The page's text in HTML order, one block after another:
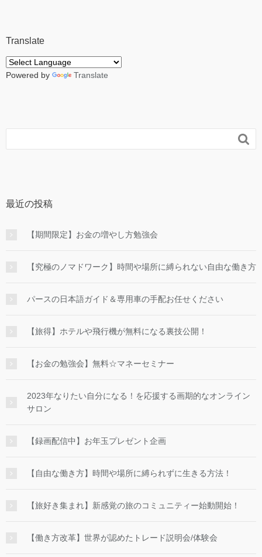
Translate
Powered by Translate

最近の投稿
【期間限定】お金の増やし方勉強会
【究極のノマドワーク】時間や場所に縛られない自由な働き方
パースの日本語ガイド＆専用車の手配お任せください
【旅得】ホテルや飛行機が無料になる裏技公開！
【お金の勉強会】無料☆マネーセミナー
2023年なりたい自分になる！を応援する画期的なオンライン
サロン
【録画配信中】お年玉プレゼント企画
【自由な働き方】時間や場所に縛られずに生きる方法！
【旅好き集まれ】新感覚の旅のコミュニティー始動開始！
【働き方改革】世界が認めたトレード説明会/体験会